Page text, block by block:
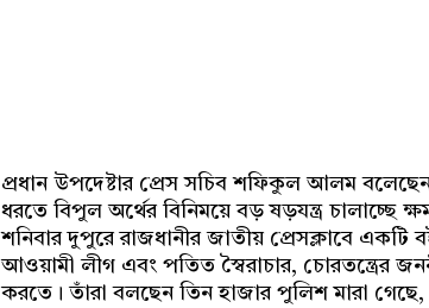
প্রধান উপদেষ্টার প্রেস সচিব শফিকুল আলম
ধরতে বিপুল অর্থের বিনিময়ে বড় ষড়যন্ত্র চালাচ্ছে
শনিবার দুপুরে রাজধানীর জাতীয় প্রেসক্লাবে
আওয়ামী লীগ এবং পতিত স্বৈরাচার, চোরতন্ত্রের
করতে। তাঁরা বলছেন তিন হাজার পুলিশ মারা